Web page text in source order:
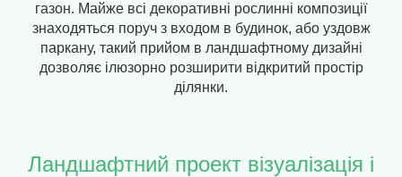
газон. Майже всі декоративні рослинні композиції
знаходяться поруч з входом в будинок, або уздовж
паркану, такий прийом в ландшафтному дизайні
дозволяє ілюзорно розширити відкритий простір
ділянки.
Ландшафтний проект візуалізація і